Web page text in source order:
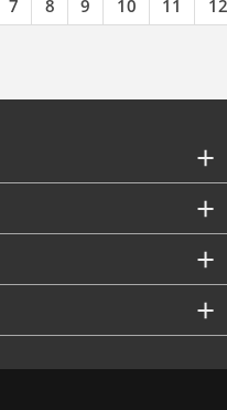
7 8 9 10 11 12